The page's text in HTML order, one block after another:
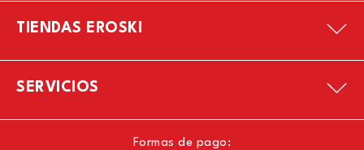
TIENDAS EROSKI
SERVICIOS
Formas de pago: